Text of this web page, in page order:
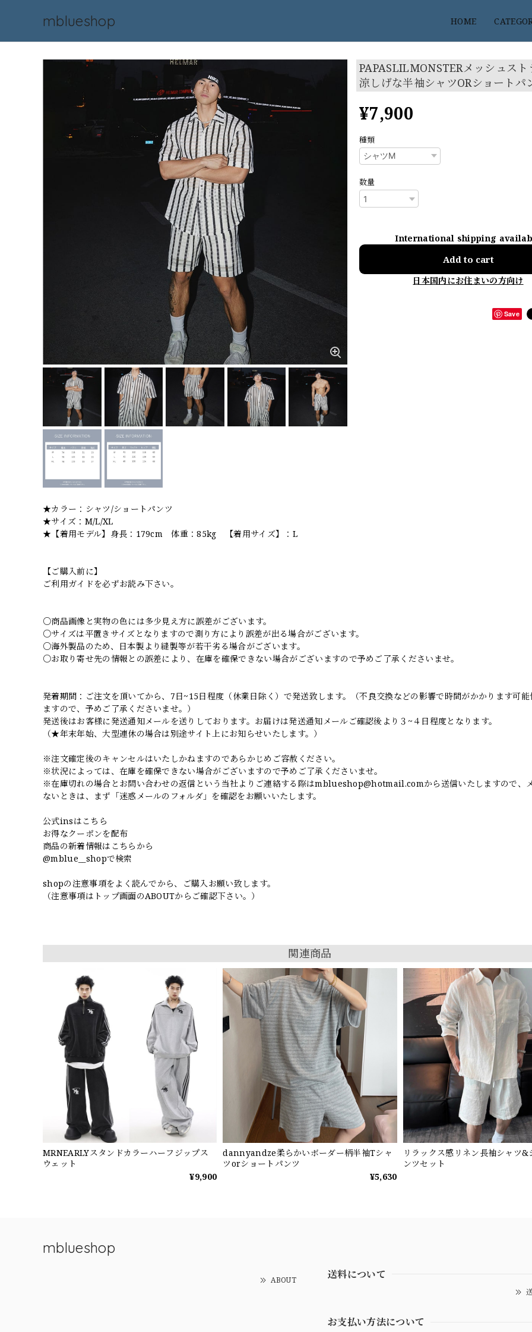
mblueshop HOME
PAPASLILMONSTERメッシュスト
涼しげな半袖シャツORショートパ
¥7,900
種類
数量
International shipping
Add to cart
日本国内にお住まいの方向け
Save
★カラー：シャツ/ショートパンツ
★サイズ：M/L/XL
★【着用モデル】身長：179cm 体重：85kg 【着用サイズ】：L
【ご購入前に】
ご利用ガイドを必ずお読み下さい。
○商品画像と実物の色には多少見え方に誤差がございます。
○サイズは平置きサイズとなりますので測り方により誤差が出る場合がございます。
○海外製品のため、日本製より縫製等が若干劣る場合がございます。
○お取り寄せ先の情報との誤差により、在庫を確保できない場合がございますので予めご了承くださいませ。
発着期間：ご注文を頂いてから、7日~15日程度（休業日除く）で発送致します。（不良交換などの影響で時間がかかります可
ますので、予めご了承くださいませ。）
発送後はお客様に発送通知メールを送りしております。お届けは発送通知メールご確認後より３~４日程度となります。
（★年末年始、大型連休の場合は別途サイト上にお知らせいたします。）
※注文確定後のキャンセルはいたしかねますのであらかじめご容赦ください。
※状況によっては、在庫を確保できない場合がございますので予めご了承くださいませ。
※在庫切れの場合とお問い合わせの返信という当社よりご連絡する際はmblueshop@hotmail.comから送信いたしますので、
ないときは、まず「迷惑メールのフォルダ」を確認をお願いいたします。
公式insはこちら
お得なクーポンを配布
商品の新着情報はこちらから
@mblue__shopで検索
shopの注意事項をよく読んでから、ご購入お願い致します。
（注意事項はトップ画面のABOUTからご確認下さい。）
関連商品
MRNEARLYスタンドカラーハーフジップス
ウェット
¥9,900
dannyandze柔らかいボーダー柄半袖Tシャ
ツorショートパンツ
¥5,630
リラックス感リネン長袖シャツ&
ンツセット
mblueshop
ABOUT 送料について
お支払い方法について